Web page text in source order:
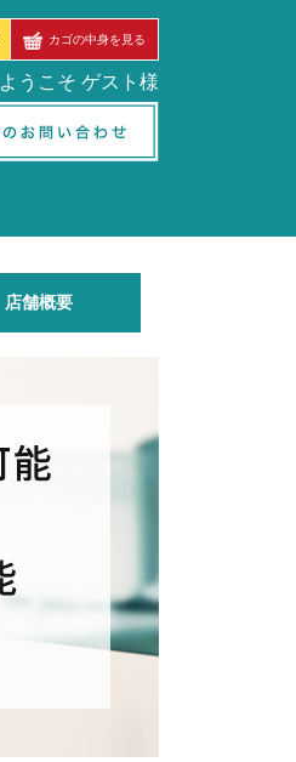
カゴの中身を見る
ようこそ ゲスト様
店舗概要